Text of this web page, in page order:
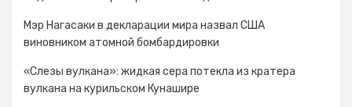
Мэр Нагасаки в декларации мира назвал США
виновником атомной бомбардировки
«Слезы вулкана»: жидкая сера потекла из кратера
вулкана на курильском Кунашире